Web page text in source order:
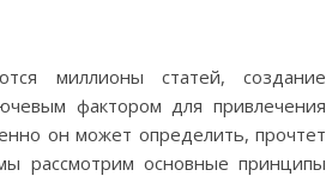
миллионы статей, создание
фактором для привлечения
он может определить, прочтет
рассмотрим основные принципы